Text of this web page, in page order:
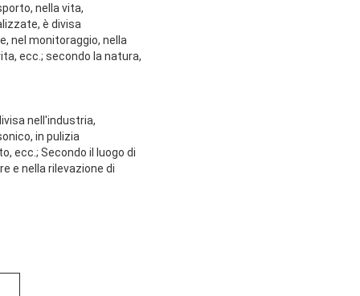
nella vita,
è divisa
nel monitoraggio, nella
ecc.; secondo la natura,
nell'industria,
in pulizia
ecc.; Secondo il luogo di
e nella rilevazione di